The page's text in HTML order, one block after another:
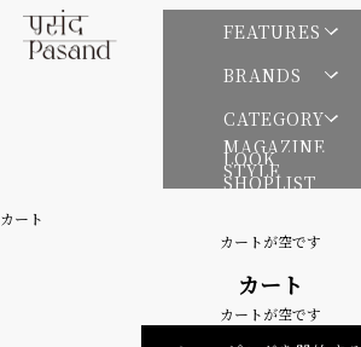
コンテンツへスキップ
Pasand by ne Quittez pas | パサンドバイヌキテパ
FEATURES
BRANDS
CATEGORY
MAGAZINE
LOOK
STYLE
SHOPLIST
カート
カートが空です
カート
カートが空です